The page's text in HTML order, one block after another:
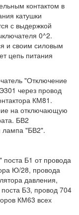
контактом в
катушки
с выдержкой
0^2.
и своим силовым
цепь питания
"Отключение
через провод
КМ81.
на отключающую
БВ2
лампа "БВ2".
Б1 от провода
Ю/28, провода
давления,
БЗ, провод 704
КМ63 всех